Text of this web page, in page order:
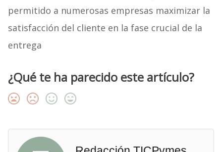
permitido a numerosas empresas maximizar la
satisfacción del cliente en la fase crucial de la
entrega
¿Qué te ha parecido este artículo?